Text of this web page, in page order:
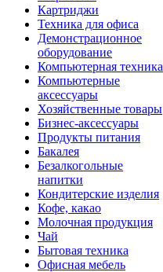
Картриджи
Техника для офиса
Демонстрационное
оборудование
Компьютерная техника
Компьютерные
аксессуары
Хозяйственные товары
Бизнес-аксессуары
Продукты питания
Бакалея
Безалкогольные
напитки
Кондитерские изделия
Кофе, какао
Молочная продукция
Чай
Бытовая техника
Офисная мебель